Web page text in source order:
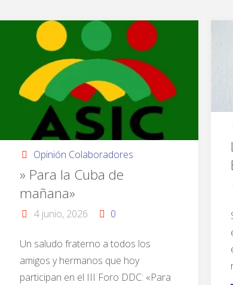
Opinión Colaboradores
» Para la Cuba de
mañana»
4 junio, 2026 0
Un saludo fraterno a todos los
amigos y hermanos que hoy
participan en el III Foro DDC: «Para